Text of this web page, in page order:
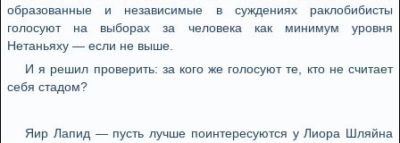
образованные и независимые в суждениях раклобибисты
голосуют на выборах за человека как минимум уровня
Нетаньяху — если не выше.
И я решил проверить: за кого же голосуют те, кто не считает
себя стадом?
Яир Лапид — пусть лучше поинтересуются у Лиора Шляйна